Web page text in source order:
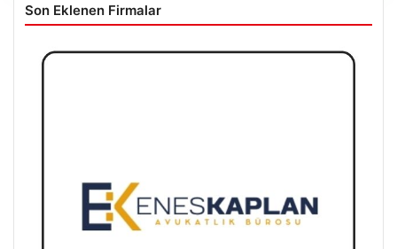
Son Eklenen Firmalar